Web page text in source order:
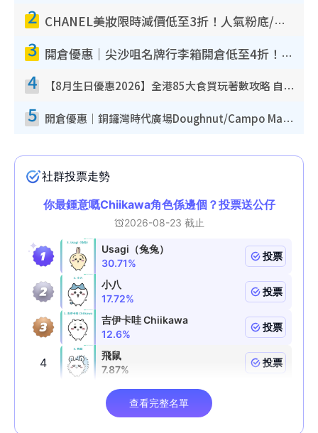
2 CHANEL美妝限時減價低至3折！人氣粉底/唇膏/精華液低至$275！COCO香水都有平
3 開倉優惠｜尖沙咀名牌行李箱開倉低至4折！一連5日 American Tourister/ace./Hallmark $200起！
4 【8月生日優惠2026】全港85大食買玩著數攻略 自助餐/火鍋放題同行免費＋誠品/DONKI送現金券
5 開倉優惠｜銅鑼灣時代廣場Doughnut/Campo Marzio開倉低至1折！背囊、書包、手袋劈價$200起